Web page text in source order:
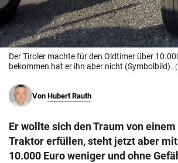
© Krone Multimedia GmbH & Co KG 2026
Muthgasse 2, 1190 Wien
Der Tiroler machte für den Oldtimer über
bekommen hat er ihn aber nicht (Symbolbild).
Von Hubert Rauth
Er wollte sich den Traum von
Traktor erfüllen, steht jetzt aber
10.000 Euro weniger und ohne